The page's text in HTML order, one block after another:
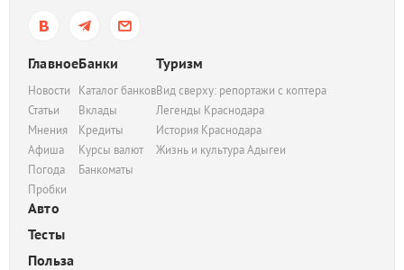
Главное
Новости
Статьи
Мнения
Афиша
Погода
Пробки
Банки
Каталог банков
Вклады
Кредиты
Курсы валют
Банкоматы
Туризм
Вид сверху: репортажи с коптера
Легенды Краснодара
История Краснодара
Жизнь и культура Адыгеи
Авто
Тесты
Польза